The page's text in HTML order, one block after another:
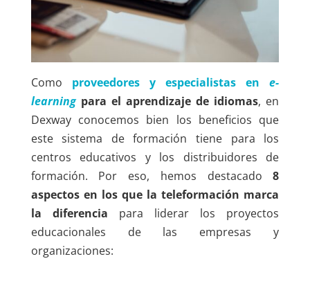
Como proveedores y especialistas ene-
learningpara el aprendizaje de idiomas, en
Dexway conocemos bien los beneficios que
este sistema de formación tiene para los
centros educativos y los distribuidores de
formación. Por eso, hemos destacado8
aspectos en los que la teleformación marca
la diferencia para liderar los proyectos
educacionales de las empresas y
organizaciones: